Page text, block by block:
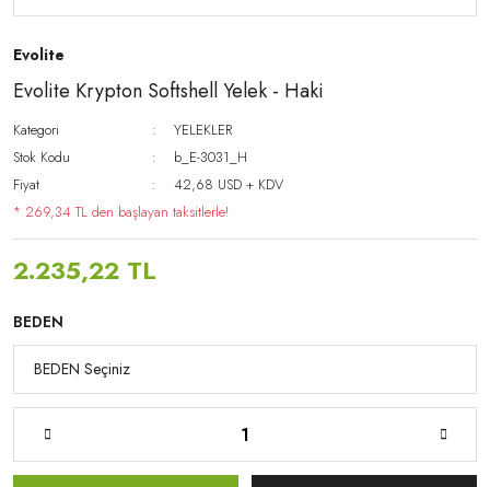
Evolite
Evolite Krypton Softshell Yelek - Haki
Kategori
YELEKLER
Stok Kodu
b_E-3031_H
Fiyat
42,68 USD + KDV
* 269,34 TL den başlayan taksitlerle!
2.235,22 TL
BEDEN